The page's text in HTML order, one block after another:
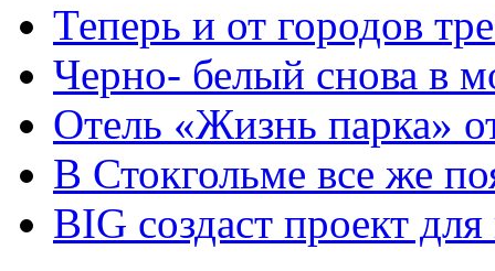
Теперь и от городов
Черно- белый снова в
Отель «Жизнь парка»
В Стокгольме все же
BIG создаст проект